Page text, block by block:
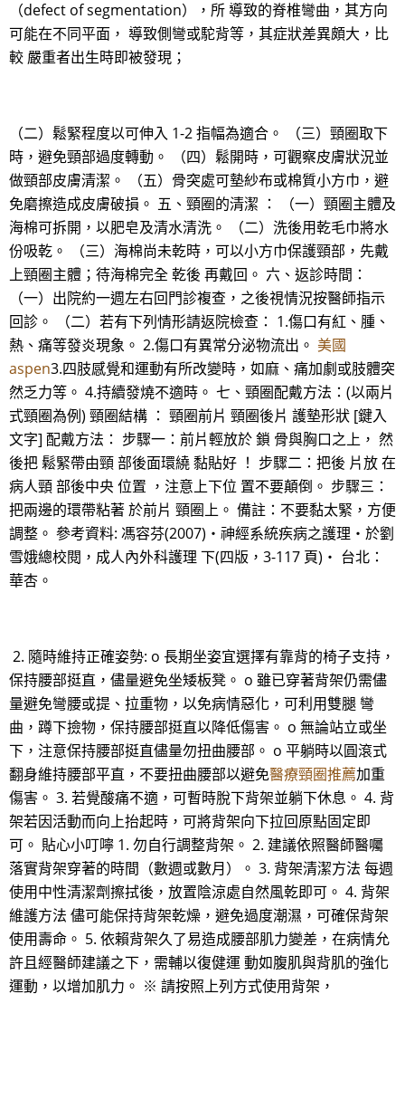
（defect of segmentation），所 導致的脊椎彎曲，其方向
可能在不同平面， 導致側彎或駝背等，其症狀差異頗大，比
較 嚴重者出生時即被發現；
（二）鬆緊程度以可伸入 1-2 指幅為適合。 （三）頸圈取下
時，避免頸部過度轉動。 （四）鬆開時，可觀察皮膚狀況並
做頸部皮膚清潔。 （五）骨突處可墊紗布或棉質小方巾，避
免磨擦造成皮膚破損。 五、頸圈的清潔 ： （一）頸圈主體及
海棉可拆開，以肥皂及清水清洗。 （二）洗後用乾毛巾將水
份吸乾。 （三）海棉尚未乾時，可以小方巾保護頸部，先戴
上頸圈主體；待海棉完全 乾後 再戴回。 六、返診時間：
（一）出院約一週左右回門診複查，之後視情況按醫師指示
回診。 （二）若有下列情形請返院檢查： 1.傷口有紅、腫、
熱、痛等發炎現象。 2.傷口有異常分泌物流出。 美國
aspen3.四肢感覺和運動有所改變時，如麻、痛加劇或肢體突
然乏力等。 4.持續發燒不適時。 七、頸圈配戴方法：(以兩片
式頸圈為例) 頸圈結構 ： 頸圈前片 頸圈後片 護墊形狀 [鍵入
文字] 配戴方法： 步驟一：前片輕放於 鎖 骨與胸口之上， 然
後把 鬆緊帶由頸 部後面環繞 黏貼好 ！ 步驟二：把後 片放 在
病人頸 部後中央 位置 ，注意上下位 置不要顛倒。 步驟三：
把兩邊的環帶粘著 於前片 頸圈上。 備註：不要黏太緊，方便
調整。 參考資料: 馮容芬(2007)‧神經系統疾病之護理‧於劉
雪娥總校閱，成人內外科護理 下(四版，3-117 頁)‧ 台北：
華杏。
2. 隨時維持正確姿勢: o 長期坐姿宜選擇有靠背的椅子支持，
保持腰部挺直，儘量避免坐矮板凳。 o 雖已穿著背架仍需儘
量避免彎腰或提、拉重物，以免病情惡化，可利用雙腿 彎
曲，蹲下撿物，保持腰部挺直以降低傷害。 o 無論站立或坐
下，注意保持腰部挺直儘量勿扭曲腰部。 o 平躺時以圓滾式
翻身維持腰部平直，不要扭曲腰部以避免醫療頸圈推薦加重
傷害。 3. 若覺酸痛不適，可暫時脫下背架並躺下休息。 4. 背
架若因活動而向上抬起時，可將背架向下拉回原點固定即
可。 貼心小叮嚀 1. 勿自行調整背架。 2. 建議依照醫師醫囑
落實背架穿著的時間（數週或數月）。 3. 背架清潔方法 每週
使用中性清潔劑擦拭後，放置陰涼處自然風乾即可。 4. 背架
維護方法 儘可能保持背架乾燥，避免過度潮濕，可確保背架
使用壽命。 5. 依賴背架久了易造成腰部肌力變差，在病情允
許且經醫師建議之下，需輔以復健運 動如腹肌與背肌的強化
運動，以增加肌力。 ※ 請按照上列方式使用背架，